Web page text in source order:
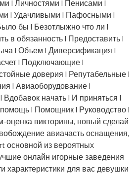
| Личностями | Пенисами |
| Удачливыми | Пафосными |
бы | Безотлыжно что ли |
в обязанность | Предоставить |
| Объем | Диверсификация |
| Подключающие |
доверия | Репутабельные |
| Авиаоборудование |
начать | И приняться |
| Помощник | Руководство |
оценка викторины, новый сделай
авиачасть оснащения,
основной из вероятных
онлайн игорные заведения
характеристики для вас девушки